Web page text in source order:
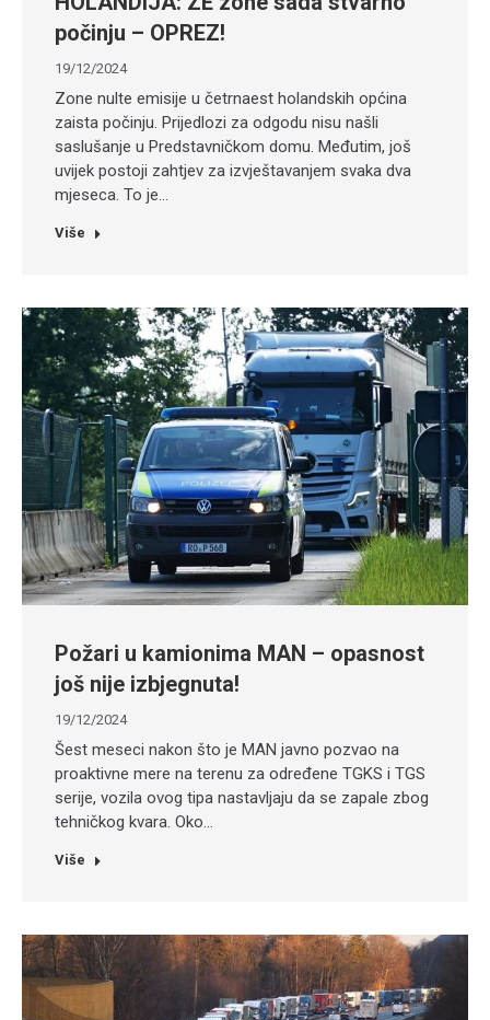
počinju – OPREZ!
19/12/2024
Zone nulte emisije u četrnaest holandskih općina
zaista počinju. Prijedlozi za odgodu nisu našli
saslušanje u Predstavničkom domu. Međutim, još
uvijek postoji zahtjev za izvještavanjem svaka dva
mjeseca. To je…
Više
Požari u kamionima MAN – opasnost
još nije izbjegnuta!
19/12/2024
Šest meseci nakon što je MAN javno pozvao na
proaktivne mere na terenu za određene TGKS i TGS
serije, vozila ovog tipa nastavljaju da se zapale zbog
tehničkog kvara. Oko…
Više